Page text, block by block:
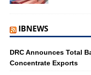
IBNEWS
DRC Announces Total
Concentrate Exports